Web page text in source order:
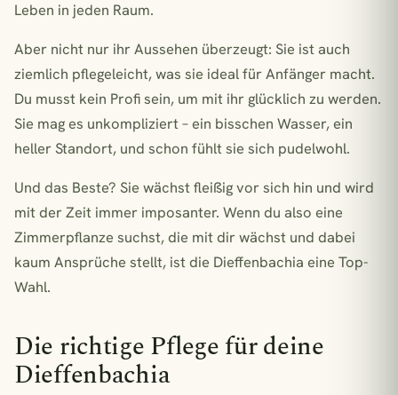
Leben in jeden Raum.
Aber nicht nur ihr Aussehen überzeugt: Sie ist auch
ziemlich pflegeleicht, was sie ideal für Anfänger macht.
Du musst kein Profi sein, um mit ihr glücklich zu werden.
Sie mag es unkompliziert – ein bisschen Wasser, ein
heller Standort, und schon fühlt sie sich pudelwohl.
Und das Beste? Sie wächst fleißig vor sich hin und wird
mit der Zeit immer imposanter. Wenn du also eine
Zimmerpflanze suchst, die mit dir wächst und dabei
kaum Ansprüche stellt, ist die Dieffenbachia eine Top-
Wahl.
Die richtige Pflege für deine
Dieffenbachia